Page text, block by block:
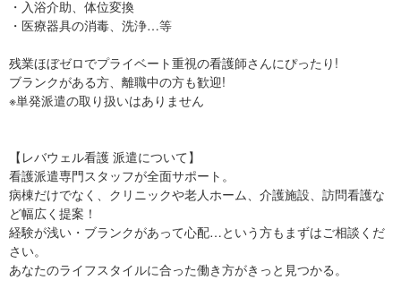
・入浴介助、体位変換
・医療器具の消毒、洗浄…等
残業ほぼゼロでプライベート重視の看護師さんにぴったり!
ブランクがある方、離職中の方も歓迎!
※単発派遣の取り扱いはありません
【レバウェル看護 派遣について】
看護派遣専門スタッフが全面サポート。
病棟だけでなく、クリニックや老人ホーム、介護施設、訪問看護な
ど幅広く提案！
経験が浅い・ブランクがあって心配…という方もまずはご相談くだ
さい。
あなたのライフスタイルに合った働き方がきっと見つかる。